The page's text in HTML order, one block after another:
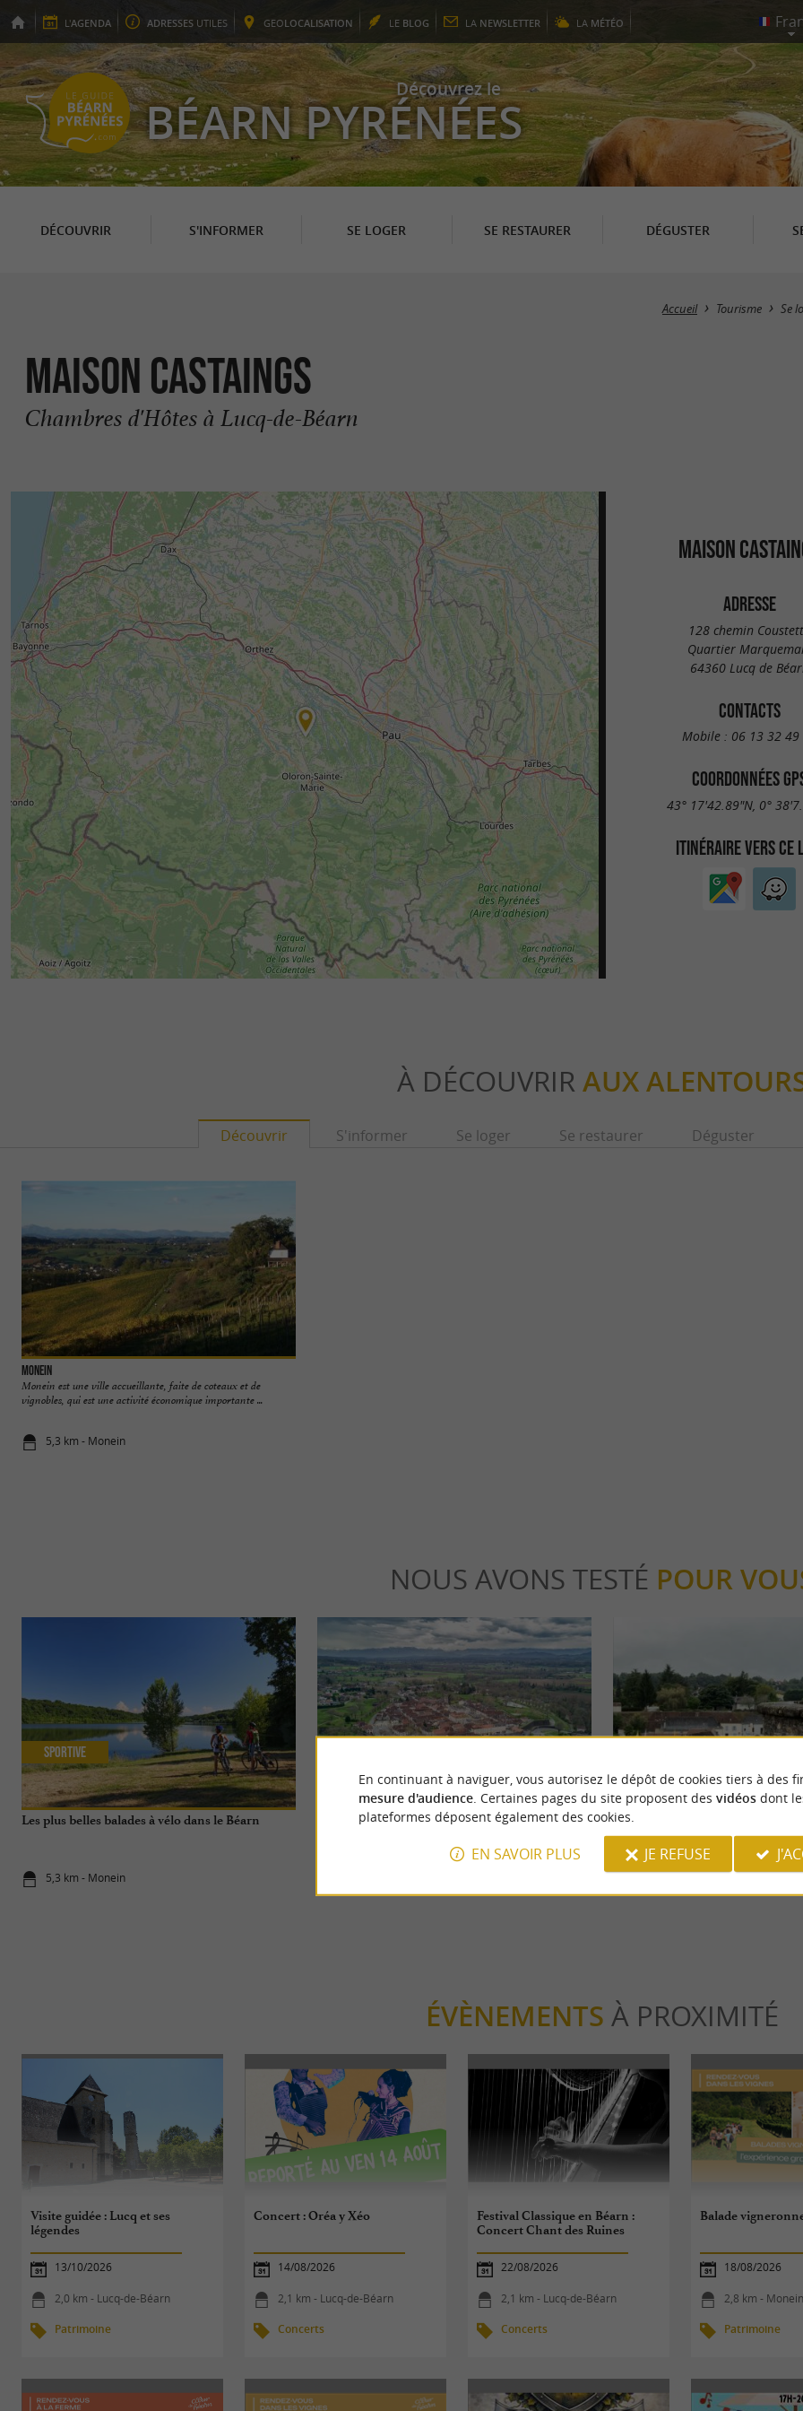
L'AGENDA ADRESSES UTILES GEOLOCALISATION LE BLOG LA NEWSLETTER LA MÉTÉO
Découvrez le
BÉARN PYRÉNÉES
DÉCOUVRIR S'INFORMER SE LOGER SE RESTAURER DÉGUSTER
Accueil Tourisme Se
Maison Castaings
Chambres d'Hôtes à Lucq-de-Béarn
MAISON
ADRESSE
128 chemin
Quartier
64360 Lucq de
CONTACTS
Mobile : 06 13 32 49
COORDONNÉES
43° 17'42.89"N, 0°
ITINÉRAIRE VERS CE
À DÉCOUVRIR AUX
Découvrir S'informer Se loger Se restaurer Déguster
Monein
Monein est une ville accueillante, faite de coteaux et de
vignobles, qui est une activité économique importante ...
5,3 km - Monein
NOUS AVONS TESTÉ POUR
Les plus belles balades à vélo dans le Béarn
5,3 km - Monein
Sportive
Que faire dans le Béarn l’hiver ?
Découverte de Navarrenx, joyau
béarnais
10,6 km - Navarrenx
ÉVÈNEMENTS À PROXIMITÉ
Visite guidée : Lucq et ses
légendes
13/10/2026
2,0 km - Lucq-de-Béarn
Patrimoine
Concert : Oréa y Xéo
14/08/2026
2,1 km - Lucq-de-Béarn
Concerts
Festival Classique en Béarn :
Concert Chant des Ruines
22/08/2026
2,1 km - Lucq-de-Béarn
Concerts
Balade
18/08/2026
2,8 km - Monein
Patrimoine
En continuant à naviguer, vous autorisez le dépôt de cookies tiers à des
mesure d'audience. Certaines pages du site proposent des vidéosdont
plateformes déposent également des cookies.
EN SAVOIR PLUS JE REFUSE